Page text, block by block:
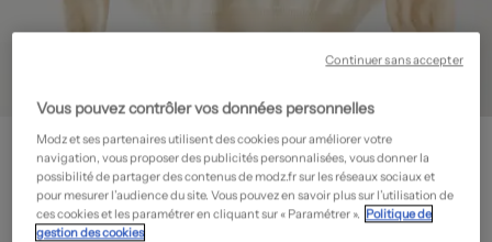
OXBOW
Pull - Stretch - Outlet
30,00€
Prix boutique : 59,99€
Vous pouvez contrôler vos données personnelles
Modz et ses partenaires utilisent des cookies pour améliorer votre
navigation, vous proposer des publicités personnalisées, vous donner la
possibilité de partager des contenus de modz.fr sur les réseaux sociaux et
pour mesurer l’audience du site. Vous pouvez en savoir plus sur l’utilisation de
ces cookies et les paramétrer en cliquant sur « Paramétrer ». Politique de
gestion des cookies
Continuer sans accepter